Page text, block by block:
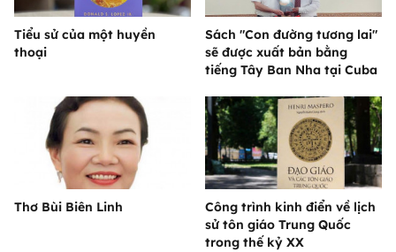
Tiểu sử của một huyền
thoại
Sách "Con đường tương lai"
sẽ được xuất bản bằng
tiếng Tây Ban Nha tại Cuba
Thơ Bùi Biên Linh
Công trình kinh điển về lịch
sử tôn giáo Trung Quốc
trong thế kỷ XX